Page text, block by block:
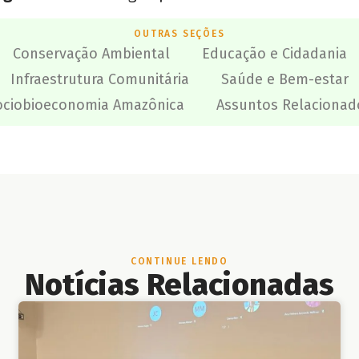
OUTRAS SEÇÕES
Conservação Ambiental
Educação e Cidadania
Infraestrutura Comunitária
Saúde e Bem-estar
Amazônica
Assuntos
CONTINUE LENDO
Notícias Relacionadas